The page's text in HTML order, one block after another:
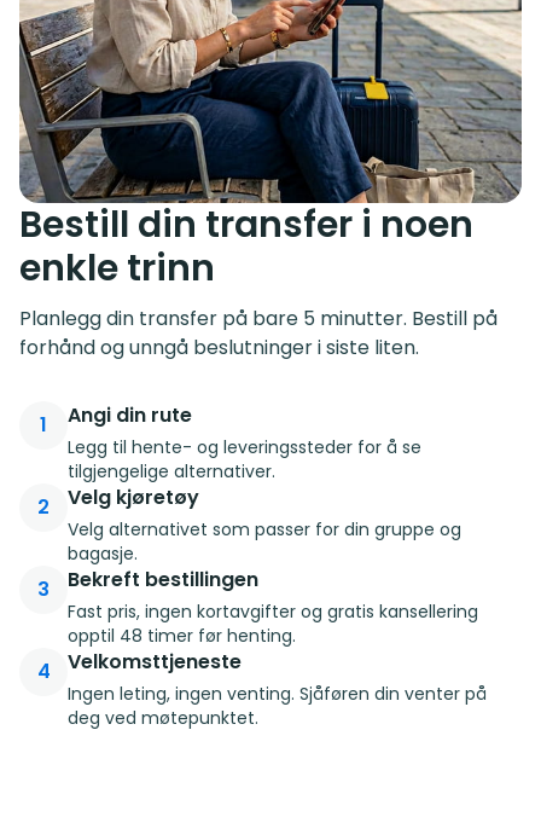
Bestill din transfer i noen
enkle trinn
Planlegg din transfer på bare 5 minutter. Bestill på
forhånd og unngå beslutninger i siste liten.
1 Angi din rute
Legg til hente- og leveringssteder for å se
tilgjengelige alternativer.
2 Velg kjøretøy
Velg alternativet som passer for din gruppe og
bagasje.
3 Bekreft bestillingen
Fast pris, ingen kortavgifter og gratis kansellering
opptil 48 timer før henting.
4 Velkomsttjeneste
Ingen leting, ingen venting. Sjåføren din venter på
deg ved møtepunktet.